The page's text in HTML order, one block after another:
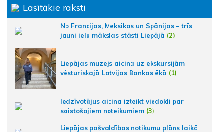
Lasītākie raksti
No Francijas, Meksikas un Spānijas – trīs
jauni ielu mākslas stāsti Liepājā (2)
Liepājas muzejs aicina uz ekskursijām
vēsturiskajā Latvijas Bankas ēkā (1)
Iedzīvotājus aicina izteikt viedokli par
saistošajiem noteikumiem (3)
Liepājas pašvaldības notikumu plāns laikā